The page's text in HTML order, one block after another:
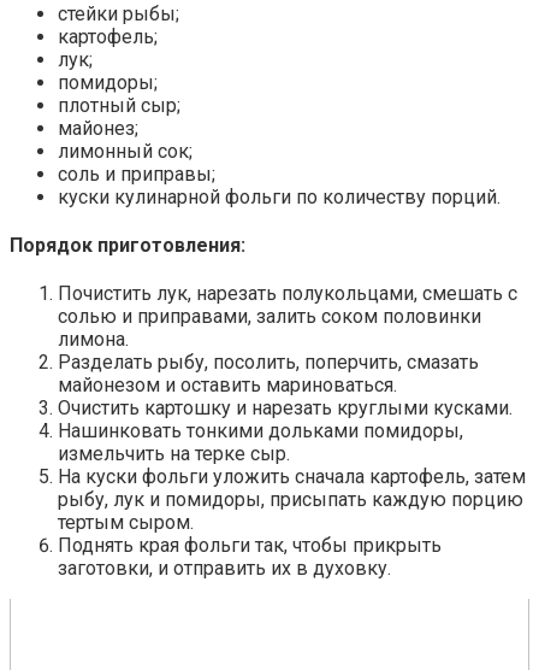
стейки рыбы;
картофель;
лук;
помидоры;
плотный сыр;
майонез;
лимонный сок;
соль и приправы;
куски кулинарной фольги по количеству порций.
Порядок приготовления:
Почистить лук, нарезать полукольцами, смешать с
солью и приправами, залить соком половинки
лимона.
Разделать рыбу, посолить, поперчить, смазать
майонезом и оставить мариноваться.
Очистить картошку и нарезать круглыми кусками.
Нашинковать тонкими дольками помидоры,
измельчить на терке сыр.
На куски фольги уложить сначала картофель, затем
рыбу, лук и помидоры, присыпать каждую порцию
тертым сыром.
Поднять края фольги так, чтобы прикрыть
заготовки, и отправить их в духовку.